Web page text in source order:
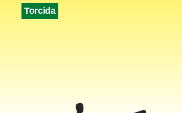
Torcida